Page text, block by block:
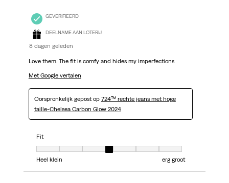
GEVERIFIEERD
DEELNAME AAN LOTERIJ
8 dagen geleden
Love them. The fit is comfy and hides my imperfections
Met Google vertalen
Oorspronkelijk gepost op 724™ rechte jeans met hoge
taille-Chelsea Carbon Glow 2024
Fit
Fit, 4 van 7, waarbij 1 gelijk is aan Heel klein en 7 gelijk is aan erg groot
Heel klein
erg groot